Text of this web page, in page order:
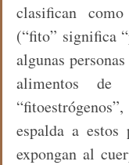
clasifican como
(“fito” significa
algunas
alimentos de
espalda a
expongan al